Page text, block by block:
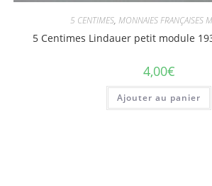
5 CENTIMES, MONNAIES FRANÇAISES
5 Centimes Lindauer petit module
4,00€
Ajouter au panier